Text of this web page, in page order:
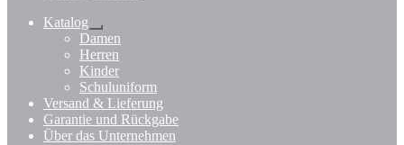
Katalog
Untermenü
öffnen
Damen
Herren
Kinder
Schuluniform
Versand & Lieferung
Garantie und Rückgabe
Über das Unternehmen